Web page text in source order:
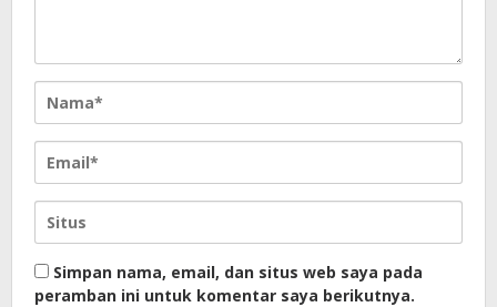
Simpan nama, email, dan situs web saya pada
peramban ini untuk komentar saya berikutnya.